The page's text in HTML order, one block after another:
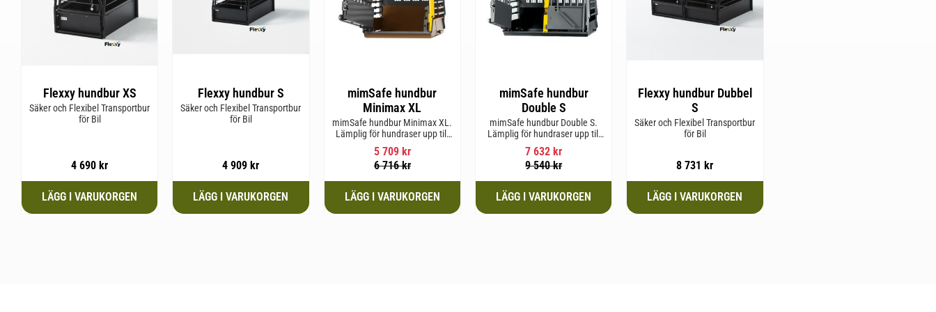
Flexxy hundbur XS
Säker och Flexibel Transportbur
för Bil
4 690 kr
Flexxy hundbur S
Säker och Flexibel Transportbur
för Bil
4 909 kr
mimSafe hundbur
Minimax XL
mimSafe hundbur Minimax XL.
Lämplig för hundraser upp till
38 cm i mankhöjd.
5 709kr
6 716kr
mimSafe hundbur
Double S
mimSafe hundbur Double S.
Lämplig för hundraser upp till
52 cm i mankhöjd.
7 632 kr
9 540kr
Flexxy hundbur Dubbel
S
Säker och Flexibel Transportbur
för Bil
8 731 kr